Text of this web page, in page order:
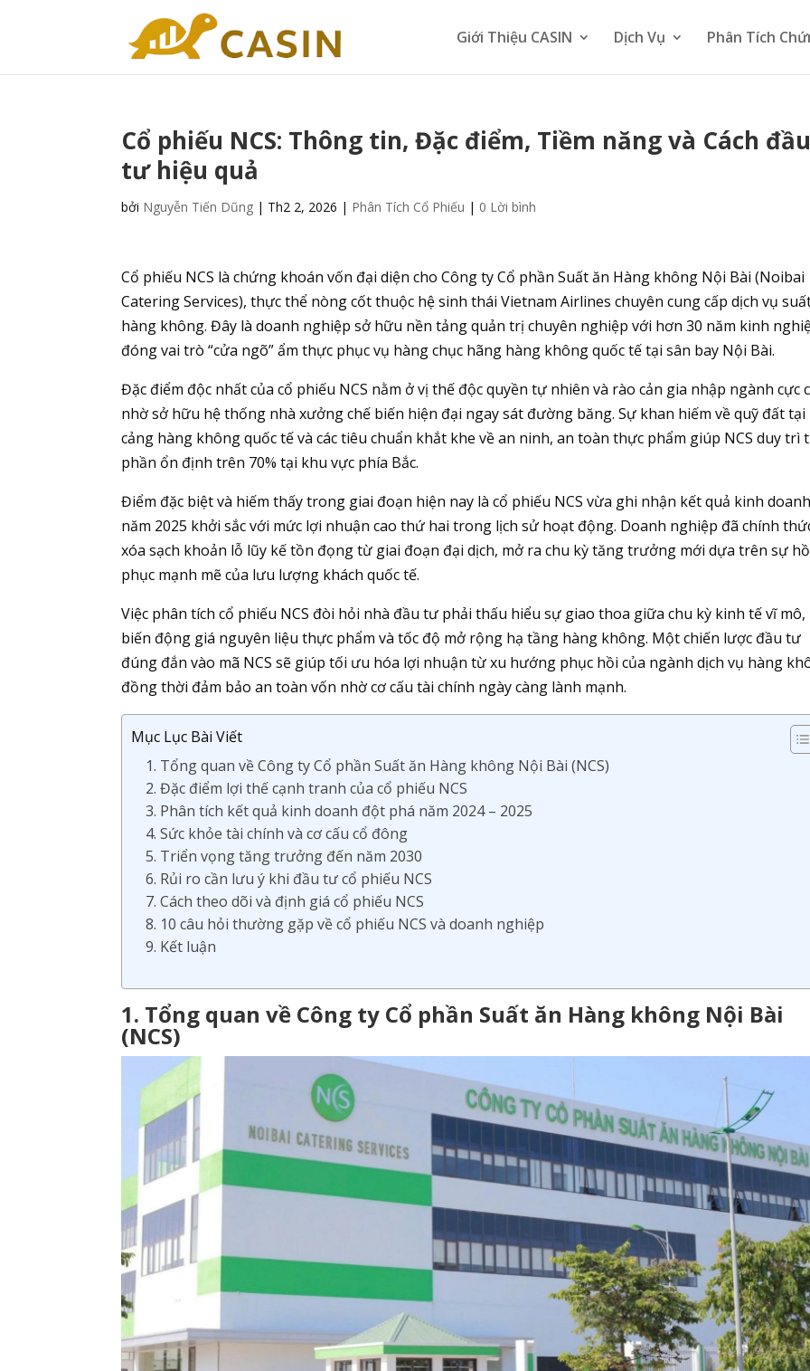
Giới Thiệu CASIN Dịch Vụ Phân Tích
Cổ phiếu NCS: Thông tin, Đặc điểm, Tiềm năng và Cách
tư hiệu quả
bởi Nguyễn Tiến Dũng | Th2 2, 2026 | Phân Tích Cổ Phiếu | 0 Lời bình
Cổ phiếu NCS là chứng khoán vốn đại diện cho Công ty Cổ phần Suất ăn Hàng không Nội Bài (Noibai
Catering Services), thực thể nòng cốt thuộc hệ sinh thái Vietnam Airlines chuyên cung cấp dịch vụ
hàng không. Đây là doanh nghiệp sở hữu nền tảng quản trị chuyên nghiệp với hơn 30 năm kinh
đóng vai trò “cửa ngõ” ẩm thực phục vụ hàng chục hãng hàng không quốc tế tại sân bay Nội Bài.
Đặc điểm độc nhất của cổ phiếu NCS nằm ở vị thế độc quyền tự nhiên và rào cản gia nhập ngành cực
nhờ sở hữu hệ thống nhà xưởng chế biến hiện đại ngay sát đường băng. Sự khan hiếm về quỹ đất tại
cảng hàng không quốc tế và các tiêu chuẩn khắt khe về an ninh, an toàn thực phẩm giúp NCS duy trì
phần ổn định trên 70% tại khu vực phía Bắc.
Điểm đặc biệt và hiếm thấy trong giai đoạn hiện nay là cổ phiếu NCS vừa ghi nhận kết quả kinh
năm 2025 khởi sắc với mức lợi nhuận cao thứ hai trong lịch sử hoạt động. Doanh nghiệp đã chính
xóa sạch khoản lỗ lũy kế tồn đọng từ giai đoạn đại dịch, mở ra chu kỳ tăng trưởng mới dựa trên sự
phục mạnh mẽ của lưu lượng khách quốc tế.
Việc phân tích cổ phiếu NCS đòi hỏi nhà đầu tư phải thấu hiểu sự giao thoa giữa chu kỳ kinh tế vĩ mô,
biến động giá nguyên liệu thực phẩm và tốc độ mở rộng hạ tầng hàng không. Một chiến lược đầu tư
đúng đắn vào mã NCS sẽ giúp tối ưu hóa lợi nhuận từ xu hướng phục hồi của ngành dịch vụ hàng
đồng thời đảm bảo an toàn vốn nhờ cơ cấu tài chính ngày càng lành mạnh.
Mục Lục Bài Viết
1. Tổng quan về Công ty Cổ phần Suất ăn Hàng không Nội Bài (NCS)
2. Đặc điểm lợi thế cạnh tranh của cổ phiếu NCS
3. Phân tích kết quả kinh doanh đột phá năm 2024 – 2025
4. Sức khỏe tài chính và cơ cấu cổ đông
5. Triển vọng tăng trưởng đến năm 2030
6. Rủi ro cần lưu ý khi đầu tư cổ phiếu NCS
7. Cách theo dõi và định giá cổ phiếu NCS
8. 10 câu hỏi thường gặp về cổ phiếu NCS và doanh nghiệp
9. Kết luận
1. Tổng quan về Công ty Cổ phần Suất ăn Hàng không Nội Bài
(NCS)